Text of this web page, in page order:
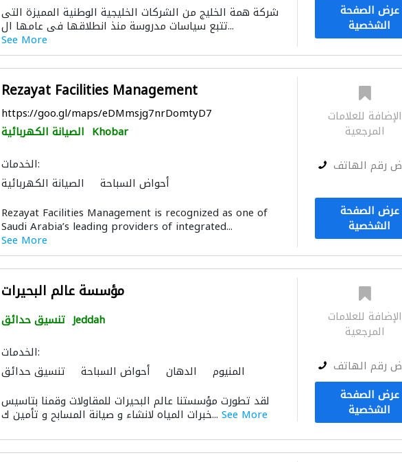
صيانة مكيفات الأشغال الصحية والسباكة
الصيانة الكهربائية مكافحة الحشرات نقل اثاث
صيانة المنازل
ادارة مشروع أرضيات الخرسانة الزخرفية الحجر والرخام
موردو مواد البناء منتجات الجبس خزانات المياه
نظام الصرف الصحي الحمامات والمطابخ
المقاول الأنسب مقاولون اختصاصيون
إكسسوارات المطابخ والحمامات أعمال جبس
مقاولو كهرباء
شركة همة الخليج من الشركات الخليجية الوطنية المميزة التى
تتبع سياسات مدروسة منذ انطلاقها فى عامها ال...
See More
عرض الصفحة
الشخصية
Rezayat Facilities Management
https://goo.gl/maps/eDMmsjg7nrDomtyD7
الصيانة الكهربائية Khobar
الخدمات:
الصيانة الكهربائية
أحواض السباحة
صيانة المباني الايدي العاملة
Rezayat Facilities Management is recognized as one of
Saudi Arabia’s leading providers of integrated...
See More
الإضافة للعلامات
المرجعية
رقم الهاتف
عرض الصفحة
الشخصية
مؤسسة عالم البحيرات
تنسيق حدائق Jeddah
الخدمات:
تنسيق حدائق
أحواض السباحة الدهان المنيوم
لقد تطورت مؤسستنا عالم البحيرات للمقاولات وقمنا بتاسيس
خبرات المياه لانشاء و صيانة المسابح و تأمين ك... See More
الإضافة للعلامات
المرجعية
رقم الهاتف
عرض الصفحة
الشخصية